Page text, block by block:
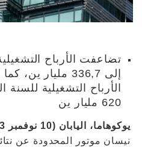
تضاعفت الأرباح
إلى 336,7 مليار
الأرباح التشغيلية للسنة
620 مليار ين
يوكوهاما، اليابان (10 نوفمبر 2023)
نيسان موتور المحدودة عن